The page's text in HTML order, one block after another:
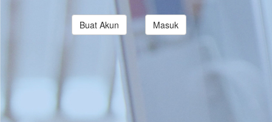
Buat Akun Masuk